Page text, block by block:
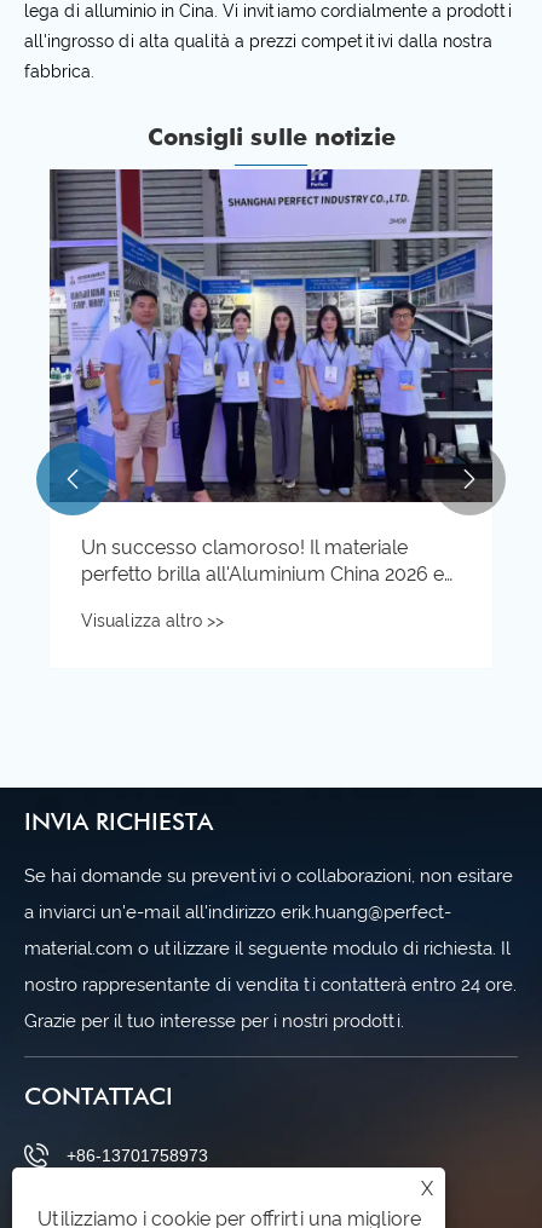
lega di alluminio in Cina. Vi invitiamo cordialmente a prodotti
all'ingrosso di alta qualità a prezzi competitivi dalla nostra
fabbrica.
Consigli sulle notizie
per
di
In che modo le piastre in lega di
migliorano le applicazioni
Visualizza altro >>
 
INVIA RICHIESTA
Se hai domande su preventivi o collaborazioni, non esitare
a inviarci un'e-mail all'indirizzo erik.huang@perfect-
material.com o utilizzare il seguente modulo di richiesta. Il
nostro rappresentante di vendita ti contatterà entro 24 ore.
Grazie per il tuo interesse per i nostri prodotti.
CONTATTACI
+86-13701758973
erik.huang@perfect-material.com
X
Utilizziamo i cookie per offrirti una migliore